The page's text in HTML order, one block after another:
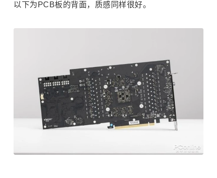
以下为PCB板的背面，质感同样很好。